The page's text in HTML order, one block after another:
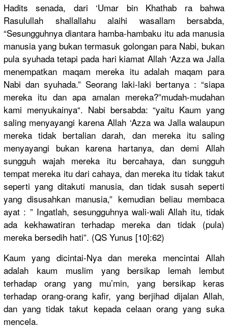
Hadits senada, dari ‘Umar bin Khathab ra bahwa
Rasulullah shallallahu alaihi wasallam bersabda,
“Sesungguhnya diantara hamba-hambaku itu ada manusia
manusia yang bukan termasuk golongan para Nabi, bukan
pula syuhada tetapi pada hari kiamat Allah ‘Azza wa Jalla
menempatkan maqam mereka itu adalah maqam para
Nabi dan syuhada.” Seorang laki-laki bertanya : “siapa
mereka itu dan apa amalan mereka?”mudah-mudahan
kami menyukainya“. Nabi bersabda: “yaitu Kaum yang
saling menyayangi karena Allah ‘Azza wa Jalla walaupun
mereka tidak bertalian darah, dan mereka itu saling
menyayangi bukan karena hartanya, dan demi Allah
sungguh wajah mereka itu bercahaya, dan sungguh
tempat mereka itu dari cahaya, dan mereka itu tidak takut
seperti yang ditakuti manusia, dan tidak susah seperti
yang disusahkan manusia,” kemudian beliau membaca
ayat : ” Ingatlah, sesungguhnya wali-wali Allah itu, tidak
ada kekhawatiran terhadap mereka dan tidak (pula)
mereka bersedih hati”. (QS Yunus [10]:62)
Kaum yang dicintai-Nya dan mereka mencintai Allah
adalah kaum muslim yang bersikap lemah lembut
terhadap orang yang mu’min, yang bersikap keras
terhadap orang-orang kafir, yang berjihad dijalan Allah,
dan yang tidak takut kepada celaan orang yang suka
mencela.